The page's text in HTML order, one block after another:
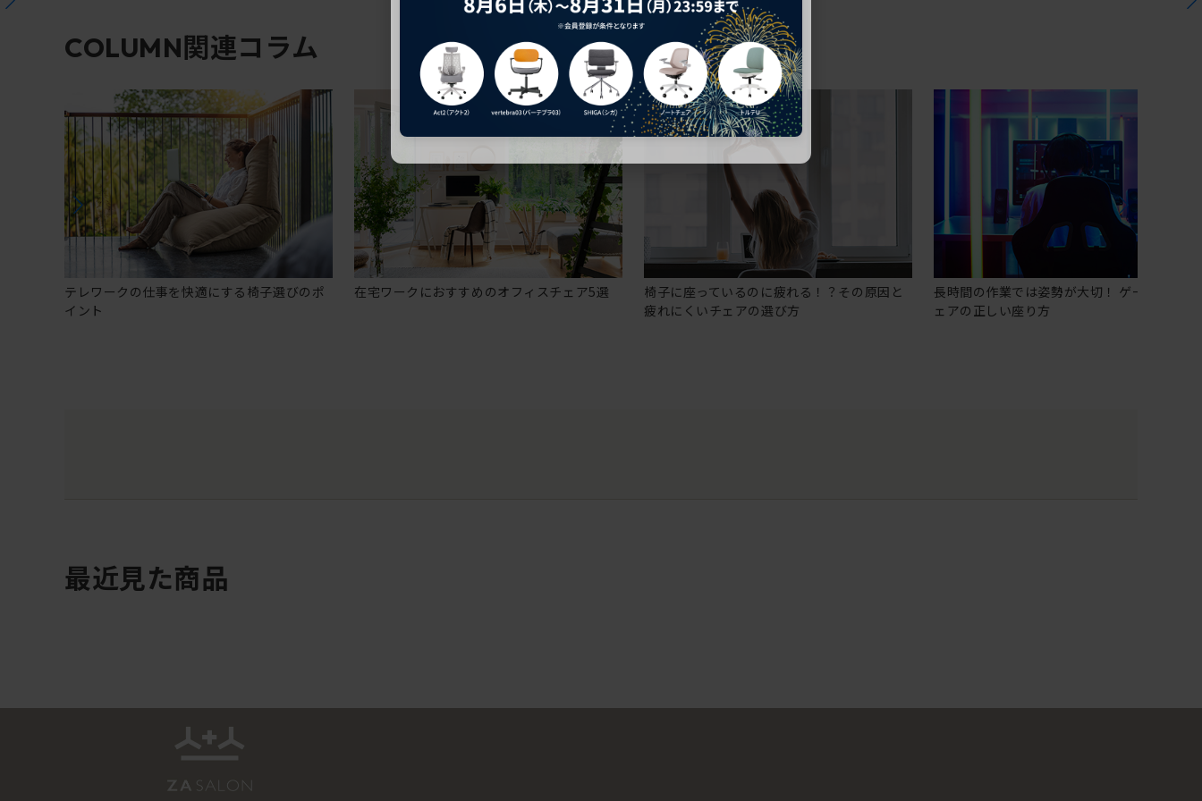
COLUMN関連コラム
テレワークの仕事を快適にする椅子選びのポ
イント
在宅ワークにおすすめのオフィスチェア5選
椅子に座っているのに疲れる！？その原因と
疲れにくいチェアの選び方
長時間の作業では姿勢が大切！ ゲーミングチ
ェアの正しい座り方
最近見た商品